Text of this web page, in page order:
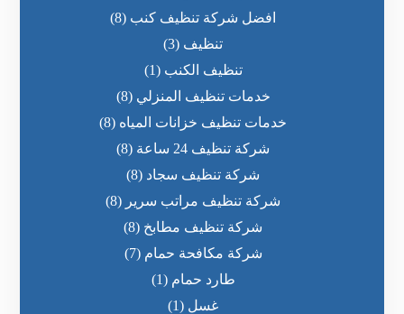
افضل شركة تنظيف كنب (8)
تنظيف (3)
تنظيف الكنب (1)
خدمات تنظيف المنزلي (8)
خدمات تنظيف خزانات المياه (8)
شركة تنظيف 24 ساعة
(8)
شركة تنظيف سجاد (8)
شركة تنظيف مراتب سرير (8)
شركة تنظيف مطابخ (8)
شركة مكافحة حمام (7)
طارد حمام (1)
غسل (1)